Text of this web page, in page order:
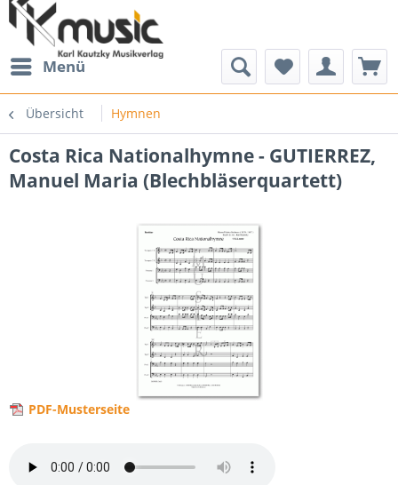
Menü
Übersicht Hymnen
Costa Rica Nationalhymne - GUTIERREZ,
Manuel Maria (Blechbläserquartett)
PDF-Musterseite